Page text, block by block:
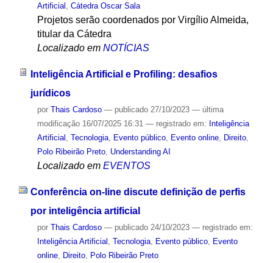
Artificial , Cátedra Oscar Sala
Projetos serão coordenados por Virgílio Almeida,
titular da Cátedra
Localizado em NOTÍCIAS
Inteligência Artificial e Profiling: desafios
jurídicos
por Thais Cardoso — publicado27/10/2023 — última
modificação16/07/2025 16:31 — registrado em: Inteligência
Artificial , Tecnologia, Evento público, Evento online, Direito,
Polo Ribeirão Preto, Understanding AI
Localizado em EVENTOS
Conferência on-line discute definição de perfis
por inteligência artificial
por Thais Cardoso — publicado24/10/2023 — registrado em:
Inteligência Artificial
Tecnologia, Evento público,
Evento
online, Direito, Polo Ribeirão Preto